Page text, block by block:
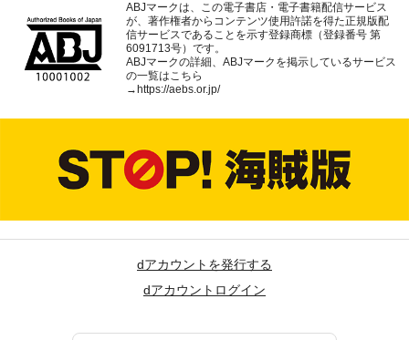
ABJマークは、この電子書店・電子書籍配信サービス
が、著作権者からコンテンツ使用許諾を得た正規版配
信サービスであることを示す登録商標（登録番号 第
6091713号）です。
ABJマークの詳細、ABJマークを掲示しているサービス
の一覧はこちら
→ https://aebs.or.jp/
dアカウントを発行する
dアカウントログイン